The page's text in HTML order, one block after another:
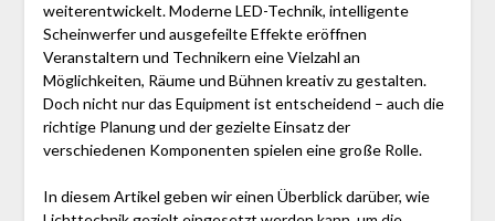
weiterentwickelt. Moderne LED-Technik, intelligente
Scheinwerfer und ausgefeilte Effekte eröffnen
Veranstaltern und Technikern eine Vielzahl an
Möglichkeiten, Räume und Bühnen kreativ zu gestalten.
Doch nicht nur das Equipment ist entscheidend – auch die
richtige Planung und der gezielte Einsatz der
verschiedenen Komponenten spielen eine große Rolle.
In diesem Artikel geben wir einen Überblick darüber, wie